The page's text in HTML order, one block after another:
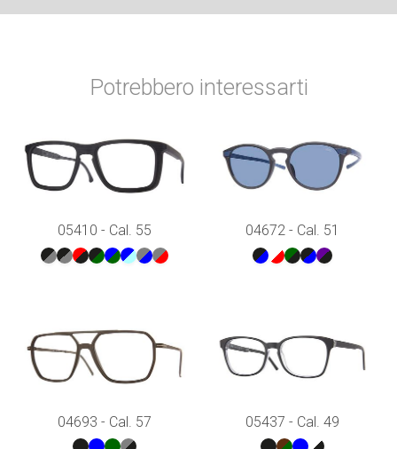
Potrebbero interessarti
05410 - Cal. 55 04672 - Cal. 51
04693 - Cal. 57 05437 - Cal. 49